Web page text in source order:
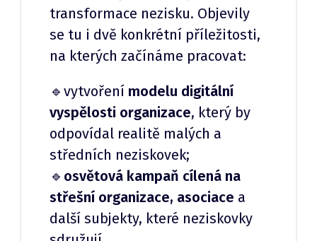
transformace nezisku. Objevily
se tu i dvě konkrétní příležitosti,
na kterých začínáme pracovat:
🔹vytvoření modelu digitální
vyspělosti organizace, který by
odpovídal realitě malých a
středních neziskovek;
🔹 osvětová kampaň cílená na
střešní organizace, asociace a
další subjekty, které neziskovky